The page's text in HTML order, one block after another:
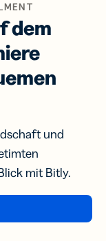
dem
und
mit Bitly.